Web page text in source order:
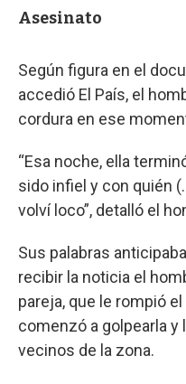
Asesinato
Según figura en el
accedió El País, el
cordura en ese
“Esa noche, ella
sido infiel y con quién
volví loco”, detalló el
Sus palabras
recibir la noticia el
pareja, que le rompió
comenzó a golpearla
vecinos de la zona.